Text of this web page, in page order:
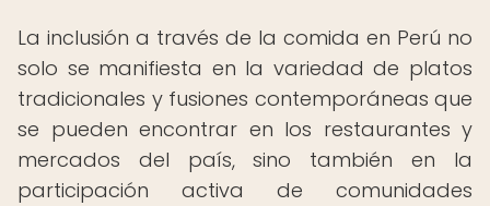
La inclusión a través de la comida en Perú no
solo se manifiesta en la variedad de platos
tradicionales y fusiones contemporáneas que
se pueden encontrar en los restaurantes y
mercados del país, sino también en la
participación activa de comunidades